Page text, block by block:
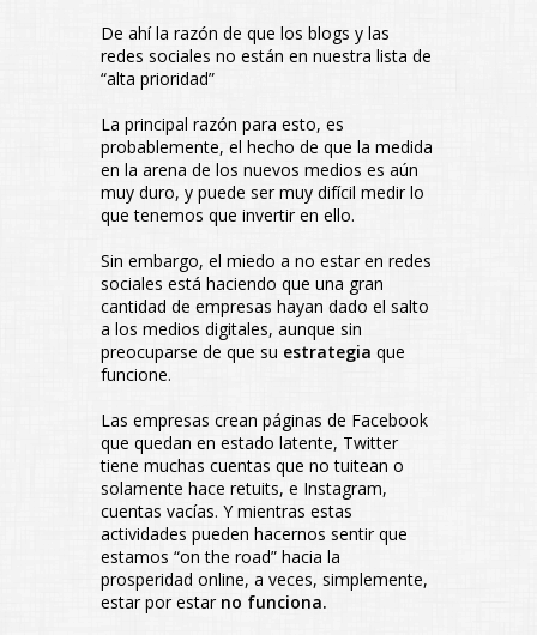
De ahí la razón de que los blogs y las
redes sociales no están en nuestra lista de
“alta prioridad”
La principal razón para esto, es
probablemente, el hecho de que la medida
en la arena de los nuevos medios es aún
muy duro, y puede ser muy difícil medir lo
que tenemos que invertir en ello.
Sin embargo, el miedo a no estar en redes
sociales está haciendo que una gran
cantidad de empresas hayan dado el salto
a los medios digitales, aunque sin
preocuparse de que su estrategia que
funcione.
Las empresas crean páginas de Facebook
que quedan en estado latente, Twitter
tiene muchas cuentas que no tuitean o
solamente hace retuits, e Instagram,
cuentas vacías. Y mientras estas
actividades pueden hacernos sentir que
estamos “on the road” hacia la
prosperidad online, a veces, simplemente,
estar por estar no funciona.